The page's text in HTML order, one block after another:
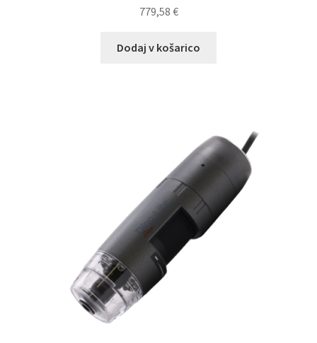
779,58 €
Dodaj v košarico